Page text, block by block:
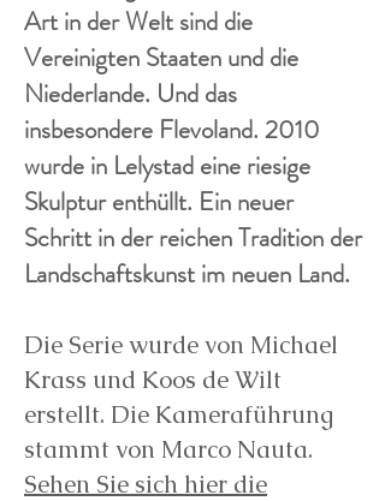
Art in der Welt sind die
Vereinigten Staaten und die
Niederlande. Und das
insbesondere Flevoland. 2010
wurde in Lelystad eine riesige
Skulptur enthüllt. Ein neuer
Schritt in der reichen Tradition der
Landschaftskunst im neuen Land.
Die Serie wurde von Michael
Krass und Koos de Wilt
erstellt. Die Kameraführung
stammt von Marco Nauta.
Sehen Sie sich hier die